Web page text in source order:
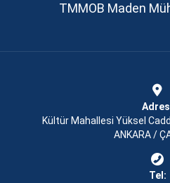
TMMOB Maden
Kültür Mahallesi Yüksel
ANKARA /
Tel: